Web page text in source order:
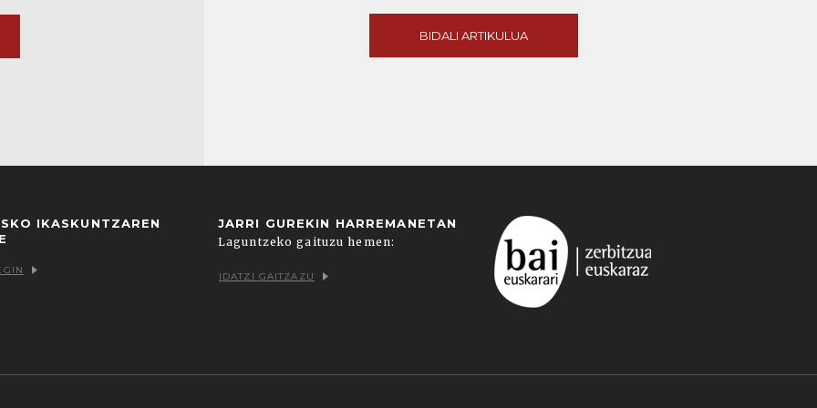
BIDALI ARTIKULUA
IKASKUNTZAREN
JARRI GUREKIN HARREMANETAN
Laguntzeko gaituzu hemen:
IDATZI GAITZAZU